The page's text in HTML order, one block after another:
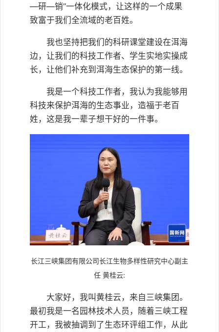
—研—销”一体化模式，让这样的一个成果
致富于我们全流域的老百姓。
我也坚持把我们的科研课堂建设在洱海
边，让我们的科技工作者、学生实地实操成
长，让他们补充到洱海生态保护的第一线。
我是一个科技工作者，我认为我能够用
科技来保护洱海的生态事业，造福于老百
姓，这是我一辈子想干好的一件事。
长江三峡集团有限公司长江生物多样性研究中心副主
任 黄桂云:
大家好，我叫黄桂云，来自三峡集团。
最初我是一名园林技术人员，随着三峡工程
开工，我被抽调到了生态环评组工作，从此